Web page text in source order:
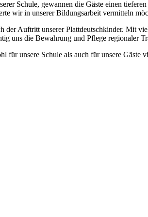
Schule, gewannen die Gäste einen
wir in unserer Bildungsarbeit vermitteln
der Auftritt unserer Plattdeutschkinder. Mit
uns die Bewahrung und Pflege regionaler
für unsere Schule als auch für unsere